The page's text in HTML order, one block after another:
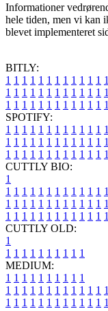
Informationer
hele tiden, men vi kan
blevet implementeret
BITLY:
1 1 1 1 1 1 1 1 1 1 1 1 1
1 1 1 1 1 1 1 1 1 1 1 1 1
1 1 1 1 1 1 1 1 1 1 1 1 1
SPOTIFY:
1 1 1 1 1 1 1 1 1 1 1 1 1
1 1 1 1 1 1 1 1 1 1 1 1 1
1 1 1 1 1 1 1 1 1 1 1 1 1
CUTTLY BIO:
1
1 1 1 1 1 1 1 1 1 1 1 1 1
1 1 1 1 1 1 1 1 1 1 1 1 1
1 1 1 1 1 1 1 1 1 1 1 1 1
CUTTLY OLD:
1
1 1 1 1 1 1 1 1 1 1
MEDIUM:
1 1 1 1 1 1 1 1 1 1
1 1 1 1 1 1 1 1 1 1 1 1 1
1 1 1 1 1 1 1 1 1 1 1 1 1